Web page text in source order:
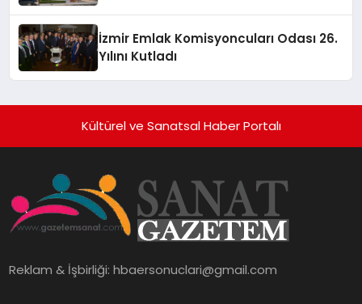
İzmir Emlak Komisyoncuları Odası 26.
Yılını Kutladı
Kültürel ve Sanatsal Haber Portalı
Reklam & İşbirliği:hbaersonuclari@gmail.com